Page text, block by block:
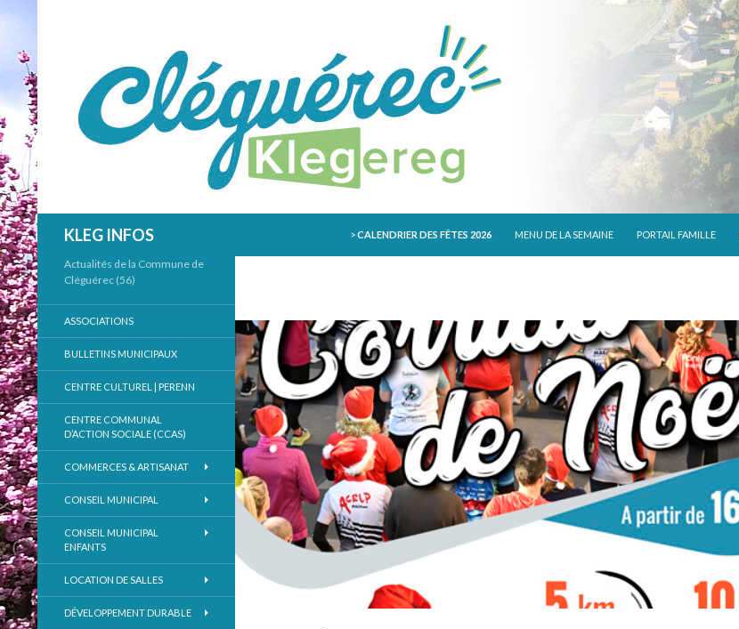
KLEG INFOS
>CALENDRIER DES FÊTES 2026 MENU DE LA SEMAINE PORTAIL FAMILLE
Actualités de la Commune de
Cléguérec (56)
ASSOCIATIONS
BULLETINS MUNICIPAUX
CENTRE CULTUREL | PERENN
CENTRE COMMUNAL
D’ACTION SOCIALE (CCAS)
COMMERCES & ARTISANAT
CONSEIL MUNICIPAL
CONSEIL MUNICIPAL
ENFANTS
LOCATION DE SALLES
DÉVELOPPEMENT DURABLE